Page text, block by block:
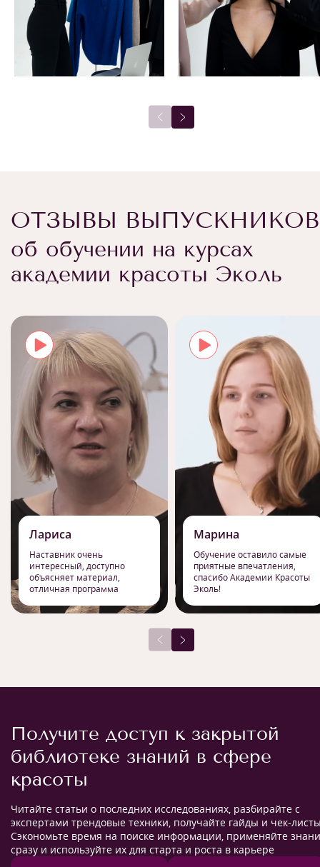
ОТЗЫВЫ ВЫПУСКНИКОВ
об обучении на курсах
академии красоты Эколь
Лариса
Наставник очень
интересный, доступно
объясняет материал,
отличная программа
Марина
Обучение оставило самые
приятные впечатления,
спасибо Академии Красоты
Эколь!
Получите доступ к закрытой
библиотеке знаний в сфере
красоты
Читайте статьи о последних исследованиях, разбирайте с
экспертами трендовые техники, получайте гайды и чек-
Сэкономьте время на поиске информации, применяйте
сразу и используйте их для старта и роста в карьере